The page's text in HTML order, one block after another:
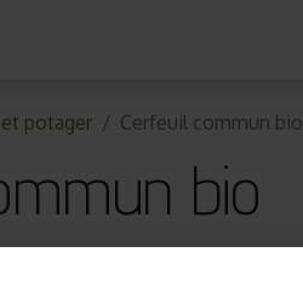
et potager Cerfeuil commun bio
bio